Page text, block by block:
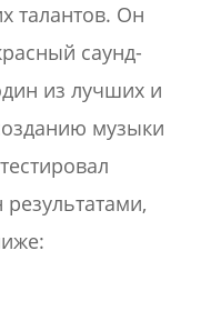
талантов. Он
саунд-
из лучших и
музыки